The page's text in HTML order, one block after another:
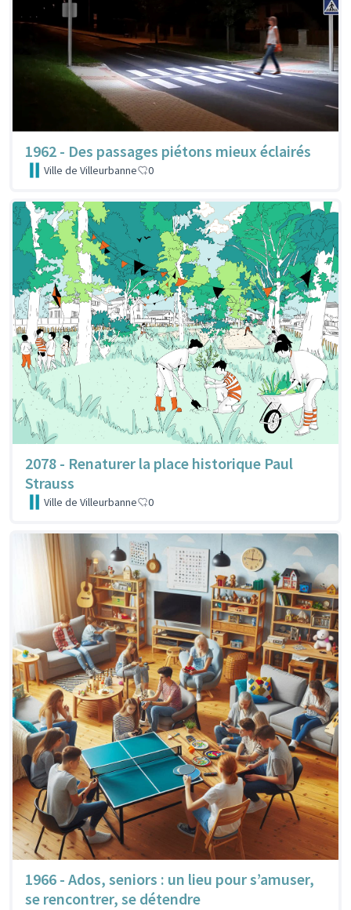
1962 - Des passages piétons mieux éclairés
Ville de Villeurbanne 0
2078 - Renaturer la place historique Paul
Strauss
Ville de Villeurbanne 0
1966 - Ados, seniors : un lieu pour s’amuser,
se rencontrer, se détendre